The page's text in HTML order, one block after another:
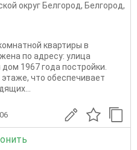
округ Белгород, Белгород,
квартиры в
по адресу: улица
1967 года постройки.
что обеспечивает